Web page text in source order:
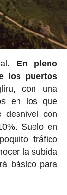
En pleno
los puertos
con una
en los que
desnivel con
Suelo en
tráfico
la subida
básico para